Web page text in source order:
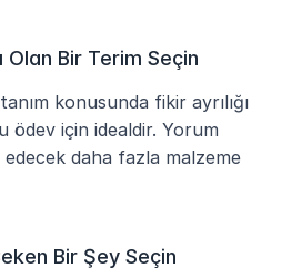
Olan Bir Terim Seçin
konusunda fikir ayrılığı
ödev için idealdir. Yorum
edecek daha fazla malzeme
Bir Şey Seçin